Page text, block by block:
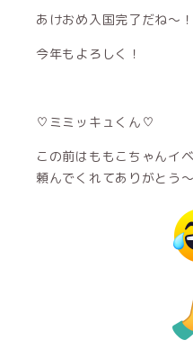
あけおめ入国完了だね〜！
今年もよろしく！
♡ミミッキュくん♡
この前はももこちゃんイ
頼んでくれてありがとう〜